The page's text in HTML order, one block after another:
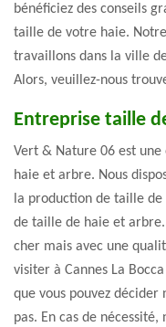
bénéficiez des conseils
taille de votre haie. Notre
travaillons dans la ville
Alors, veuillez-nous
Entreprise taille
Vert & Nature 06 est
haie et arbre. Nous
la production de taille
de taille de haie et
cher mais avec une
visiter à Cannes La
que vous pouvez
pas. En cas de